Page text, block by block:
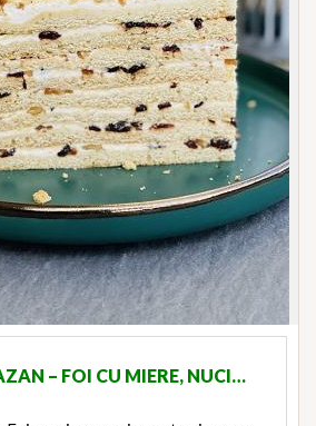
– FOI CU MIERE, NUCI…